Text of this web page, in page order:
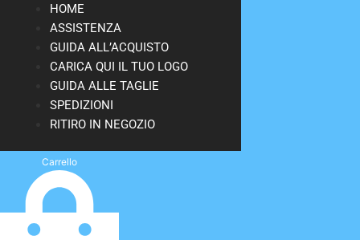
HOME
ASSISTENZA
GUIDA ALL’ACQUISTO
CARICA QUI IL TUO LOGO
GUIDA ALLE TAGLIE
SPEDIZIONI
RITIRO IN NEGOZIO
Carrello